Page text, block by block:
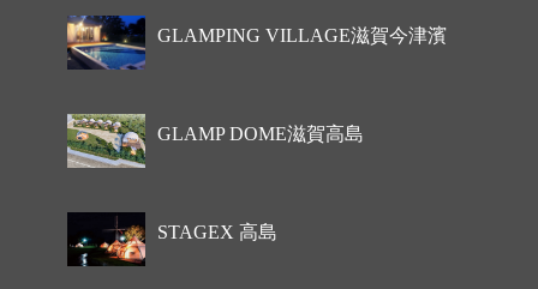
GLAMPING VILLAGE滋賀今津濱
GLAMP DOME滋賀高島
STAGEX 高島